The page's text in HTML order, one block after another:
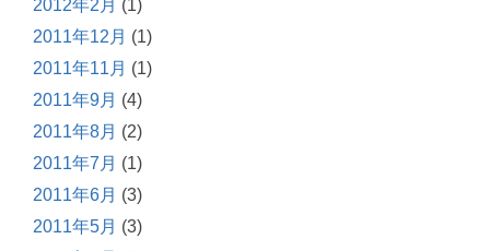
2012年2月 (1)
2011年12月 (1)
2011年11月 (1)
2011年9月 (4)
2011年8月 (2)
2011年7月 (1)
2011年6月 (3)
2011年5月 (3)